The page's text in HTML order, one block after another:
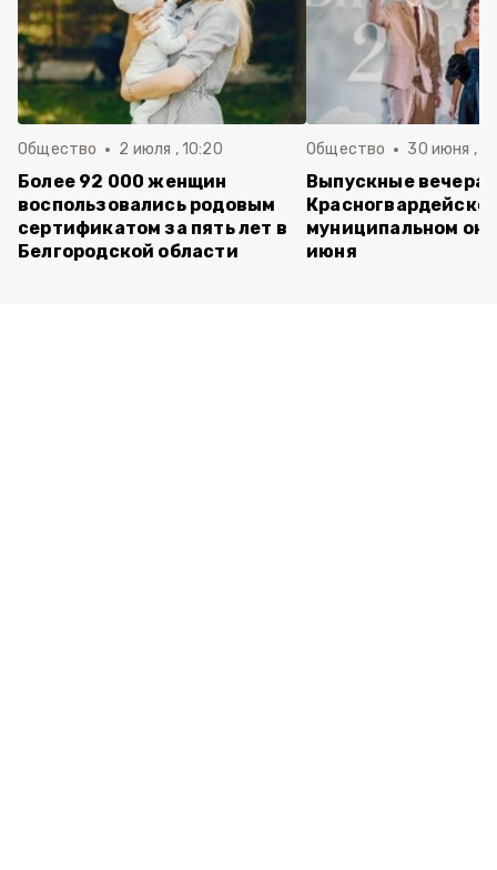
Общество 2 июля , 10:20
Более 92 000 женщин
воспользовались родовым
сертификатом за пять лет в
Белгородской области
Общество 30 июня ,
Выпускные вечера
муниципальном
июня